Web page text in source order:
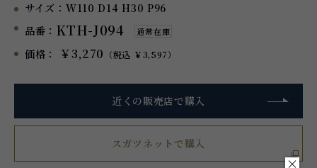
サイズ： W110 D14 H30 P96
品番： KTH-J094 通常在庫
価格： ￥3,270 （税込 ￥3,597）
近くの販売店で購入
スガツネットで購入